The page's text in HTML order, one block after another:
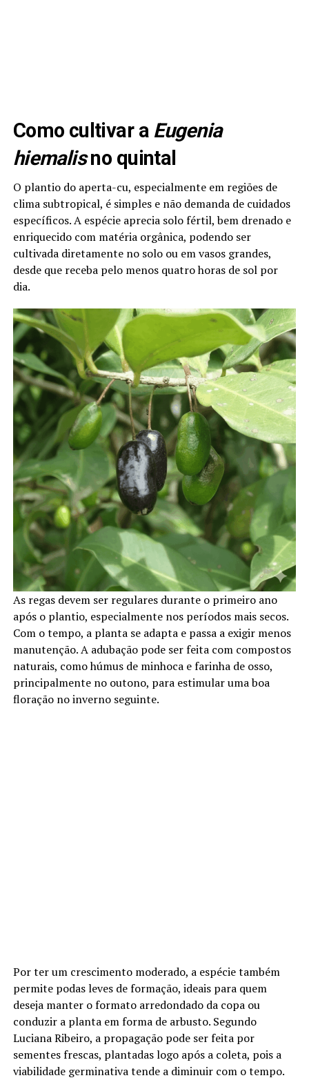
Como cultivar a Eugenia
hiemalisno quintal
O plantio do aperta-cu, especialmente em regiões de
clima subtropical, é simples e não demanda de cuidados
específicos. A espécie aprecia solo fértil, bem drenado e
enriquecido com matéria orgânica, podendo ser
cultivada diretamente no solo ou em vasos grandes,
desde que receba pelo menos quatro horas de sol por
dia.
As regas devem ser regulares durante o primeiro ano
após o plantio, especialmente nos períodos mais secos.
Com o tempo, a planta se adapta e passa a exigir menos
manutenção. A adubação pode ser feita com compostos
naturais, como húmus de minhoca e farinha de osso,
principalmente no outono, para estimular uma boa
floração no inverno seguinte.
Por ter um crescimento moderado, a espécie também
permite podas leves de formação, ideais para quem
deseja manter o formato arredondado da copa ou
conduzir a planta em forma de arbusto. Segundo
Luciana Ribeiro, a propagação pode ser feita por
sementes frescas, plantadas logo após a coleta, pois a
viabilidade germinativa tende a diminuir com o tempo.